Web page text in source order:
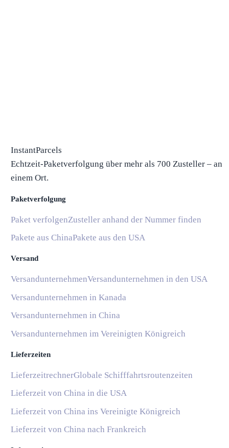
InstantParcels
Echtzeit-Paketverfolgung über mehr als 700 Zusteller – an
einem Ort.
Paketverfolgung
Paket verfolgenZusteller anhand der Nummer finden
Pakete aus ChinaPakete aus den USA
Versand
VersandunternehmenVersandunternehmen in den USA
Versandunternehmen in Kanada
Versandunternehmen in China
Versandunternehmen im Vereinigten Königreich
Lieferzeiten
LieferzeitrechnerGlobale Schifffahrtsroutenzeiten
Lieferzeit von China in die USA
Lieferzeit von China ins Vereinigte Königreich
Lieferzeit von China nach Frankreich